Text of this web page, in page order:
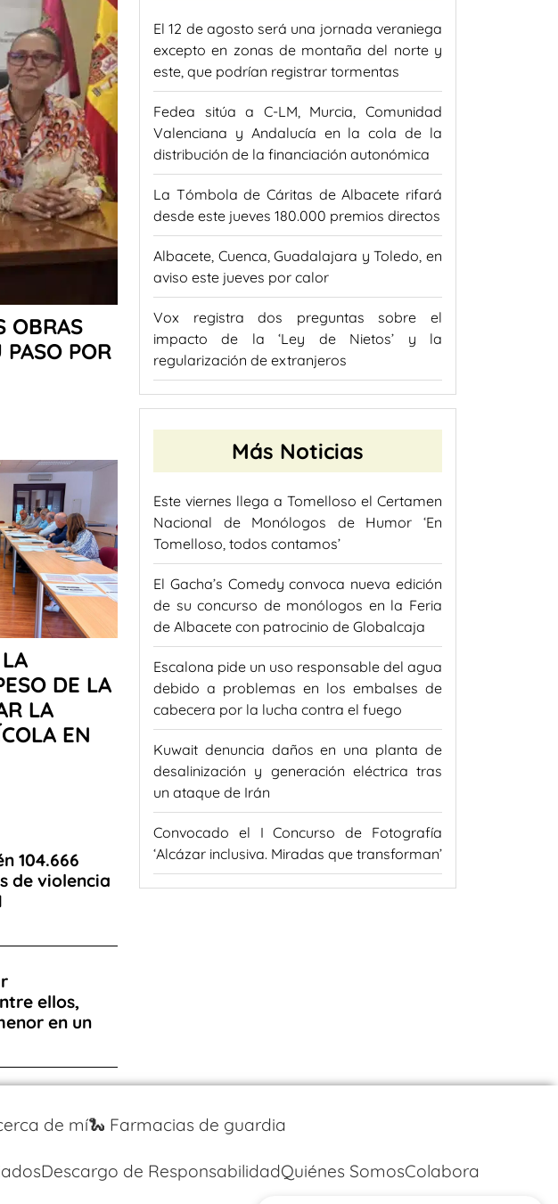
OBRAS
POR
DE LA
LA
EN
104.666
de violencia
ellos,
en un
El 12 de agosto será una jornada veraniega
excepto en zonas de montaña del norte y
este, que podrían registrar tormentas
Fedea sitúa a C-LM, Murcia, Comunidad
Valenciana y Andalucía en la cola de la
distribución de la financiación autonómica
La Tómbola de Cáritas de Albacete rifará
desde este jueves 180.000 premios directos
Albacete, Cuenca, Guadalajara y Toledo, en
aviso este jueves por calor
Vox registra dos preguntas sobre el
impacto de la ‘Ley de Nietos’ y la
regularización de extranjeros
Más Noticias
Este viernes llega a Tomelloso el Certamen
Nacional de Monólogos de Humor ‘En
Tomelloso, todos contamos’
El Gacha’s Comedy convoca nueva edición
de su concurso de monólogos en la Feria
de Albacete con patrocinio de Globalcaja
Escalona pide un uso responsable del agua
debido a problemas en los embalses de
cabecera por la lucha contra el fuego
Kuwait denuncia daños en una planta de
desalinización y generación eléctrica tras
un ataque de Irán
Convocado el I Concurso de Fotografía
‘Alcázar inclusiva. Miradas que transforman’
de mí🐍 Farmacias de guardia
Descargo de ResponsabilidadQuiénes SomosColabora